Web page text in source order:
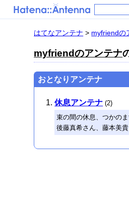
はてなアンテナ > myfriendの
myfriendのアンテナ
おとなりアンテナ
休息アンテナ (2)
束の間の休息、つかの
後藤真希さん、藤本美